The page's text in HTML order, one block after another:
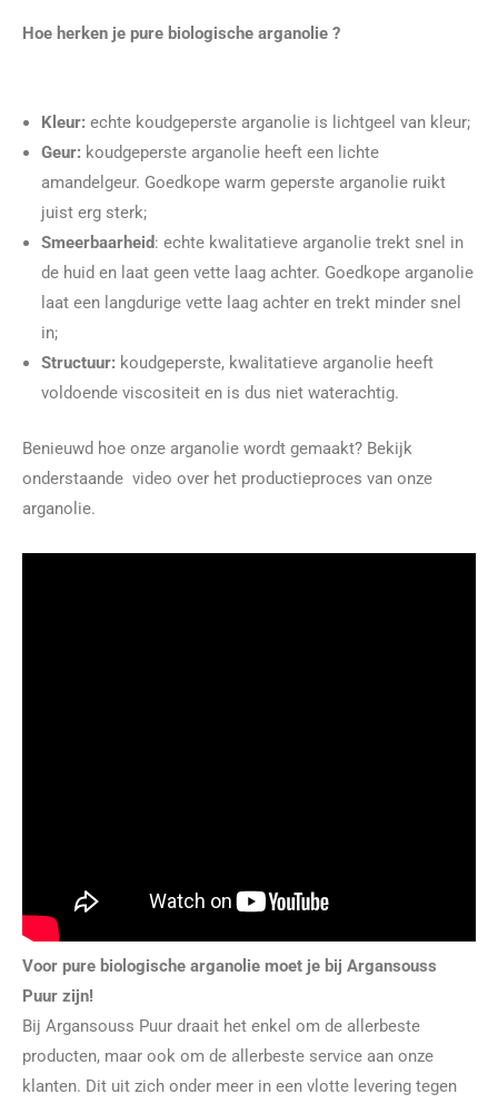
Hoe herken je pure biologische arganolie ?
Kleur: echte koudgeperste arganolie is lichtgeel van kleur;
Geur: koudgeperste arganolie heeft een lichte
amandelgeur. Goedkope warm geperste arganolie ruikt
juist erg sterk;
Smeerbaarheid: echte kwalitatieve arganolie trekt snel in
de huid en laat geen vette laag achter. Goedkope arganolie
laat een langdurige vette laag achter en trekt minder snel
in;
Structuur: koudgeperste, kwalitatieve arganolie heeft
voldoende viscositeit en is dus niet waterachtig.
Benieuwd hoe onze arganolie wordt gemaakt? Bekijk
onderstaande video over het productieproces van onze
arganolie.
Voor pure biologische arganolie moet je bij Argansouss
Puur zijn!
Bij Argansouss Puur draait het enkel om de allerbeste
producten, maar ook om de allerbeste service aan onze
klanten. Dit uit zich onder meer in een vlotte levering tegen